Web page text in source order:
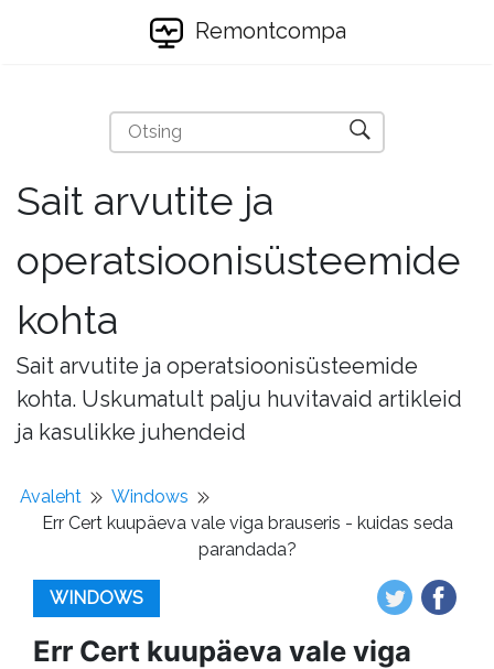
Remontcompa
Sait arvutite ja
operatsioonisüsteemide
kohta
Sait arvutite ja operatsioonisüsteemide
kohta. Uskumatult palju huvitavaid artikleid
ja kasulikke juhendeid
Avaleht
Windows
Err Cert kuupäeva vale viga brauseris - kuidas seda
parandada?
WINDOWS
Err Cert kuupäeva vale viga